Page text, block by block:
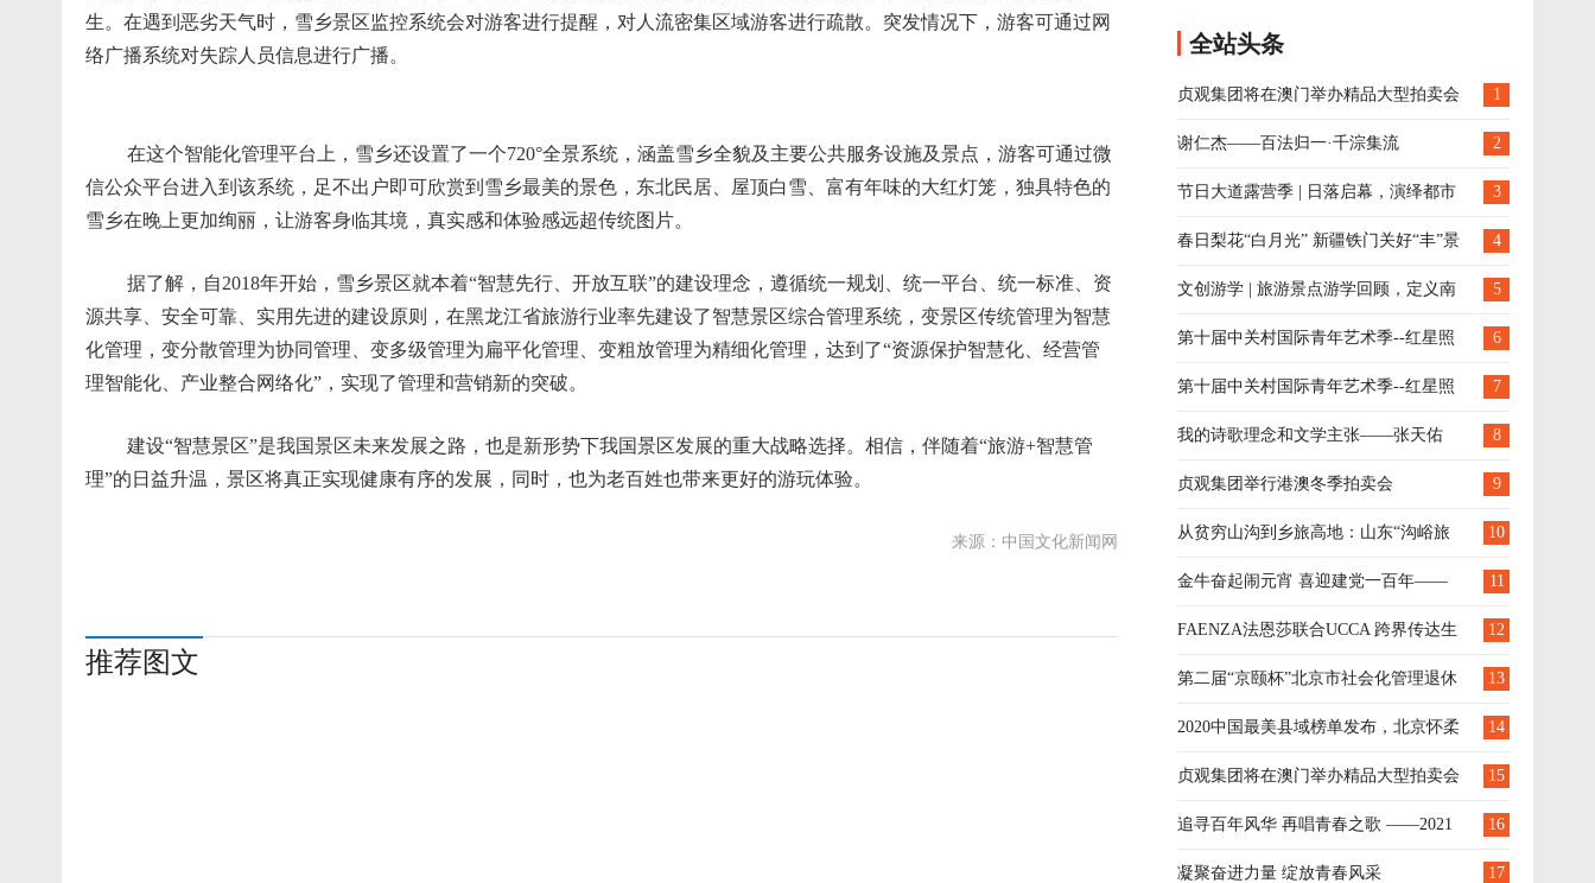
生。在遇到恶劣天气时，雪乡景区监控系统会对游客进行提醒，对人流密集区域游客进行疏散。突发情况下，游客可通过网
络广播系统对失踪人员信息进行广播。
在这个智能化管理平台上，雪乡还设置了一个720°全景系统，涵盖雪乡全貌及主要公共服务设施及景点，游客可通过微
信公众平台进入到该系统，足不出户即可欣赏到雪乡最美的景色，东北民居、屋顶白雪、富有年味的大红灯笼，独具特色的
雪乡在晚上更加绚丽，让游客身临其境，真实感和体验感远超传统图片。
据了解，自2018年开始，雪乡景区就本着“智慧先行、开放互联”的建设理念，遵循统一规划、统一平台、统一标准、资
源共享、安全可靠、实用先进的建设原则，在黑龙江省旅游行业率先建设了智慧景区综合管理系统，变景区传统管理为智慧
化管理，变分散管理为协同管理、变多级管理为扁平化管理、变粗放管理为精细化管理，达到了“资源保护智慧化、经营管
理智能化、产业整合网络化”，实现了管理和营销新的突破。
建设“智慧景区”是我国景区未来发展之路，也是新形势下我国景区发展的重大战略选择。相信，伴随着“旅游+智慧管
理”的日益升温，景区将真正实现健康有序的发展，同时，也为老百姓也带来更好的游玩体验。
来源：中国文化新闻网
推荐图文
全站头条
1
贞观集团将在澳门举办精品大型拍卖会
2
谢仁杰——百法归一·千淙集流
3
节日大道露营季 | 日落启幕，演绎都市
生活新方式！ 4
​春日梨花“白月光” 新疆铁门关好“丰”景
5
文创游学 | 旅游景点游学回顾，定义南
沙新名片 6
第十届中关村国际青年艺术季--红星照
耀青春 歌颂百年征程 7
第十届中关村国际青年艺术季--红星照
耀青春 歌颂百年征程 8
我的诗歌理念和文学主张——张天佑
9
贞观集团举行港澳冬季拍卖会
10
从贫穷山沟到乡旅高地：山东“沟峪旅
游经济”的崛起 11
金牛奋起闹元宵 喜迎建党一百年——
经开区教文体局元宵节文化汇演专场活动隆重
举行
12
FAENZA法恩莎联合UCCA 跨界传达生
活与艺术融合之美 13
第二届“京颐杯”北京市社会化管理退休
人员书法绘画摄影作品展 投票正式开始！ 14
2020中国最美县域榜单发布，北京怀柔
区上榜 15
贞观集团将在澳门举办精品大型拍卖会
16
追寻百年风华 再唱青春之歌 ——2021
年第十届“青春的海”中关村国际青年艺术季综
17
凝聚奋进力量 绽放青春风采